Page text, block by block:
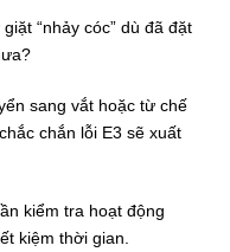
“nhảy cóc” dù đã đặt
sang vắt hoặc từ chế
chắn lỗi E3 sẽ xuất
kiểm tra hoạt động
kiệm thời gian.